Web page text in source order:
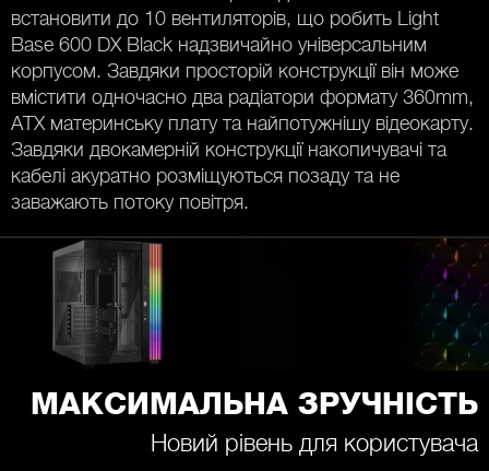
встановити до 10 вентиляторів, що робить Light
Base 600 DX Black надзвичайно універсальним
корпусом. Завдяки просторій конструкції він може
вмістити одночасно два радіатори формату 360mm,
ATX материнську плату та найпотужнішу відеокарту.
Завдяки двокамерній конструкції накопичувачі та
кабелі акуратно розміщуються позаду та не
заважають потоку повітря.
МАКСИМАЛЬНА ЗРУЧНІСТЬ
Новий рівень для користувача